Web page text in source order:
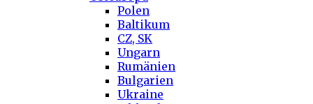
Polen
Baltikum
CZ, SK
Ungarn
Rumänien
Bulgarien
Ukraine